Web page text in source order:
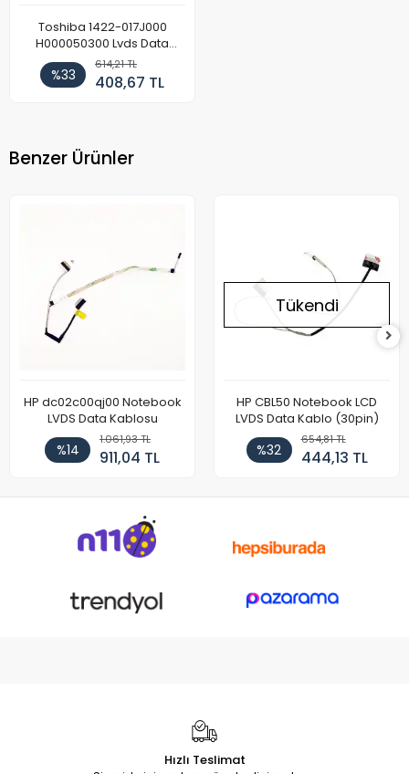
Toshiba 1422-017J000
H000050300 Lvds Data
Kablosu
%33
614,21 TL
408,67 TL
Benzer Ürünler
HP dc02c00qj00 Notebook
LVDS Data Kablosu
%14
1.061,93 TL
911,04 TL
Tükendi
HP CBL50 Notebook LCD
LVDS Data Kablo (30pin)
%32
654,81 TL
444,13 TL
Hızlı Teslimat